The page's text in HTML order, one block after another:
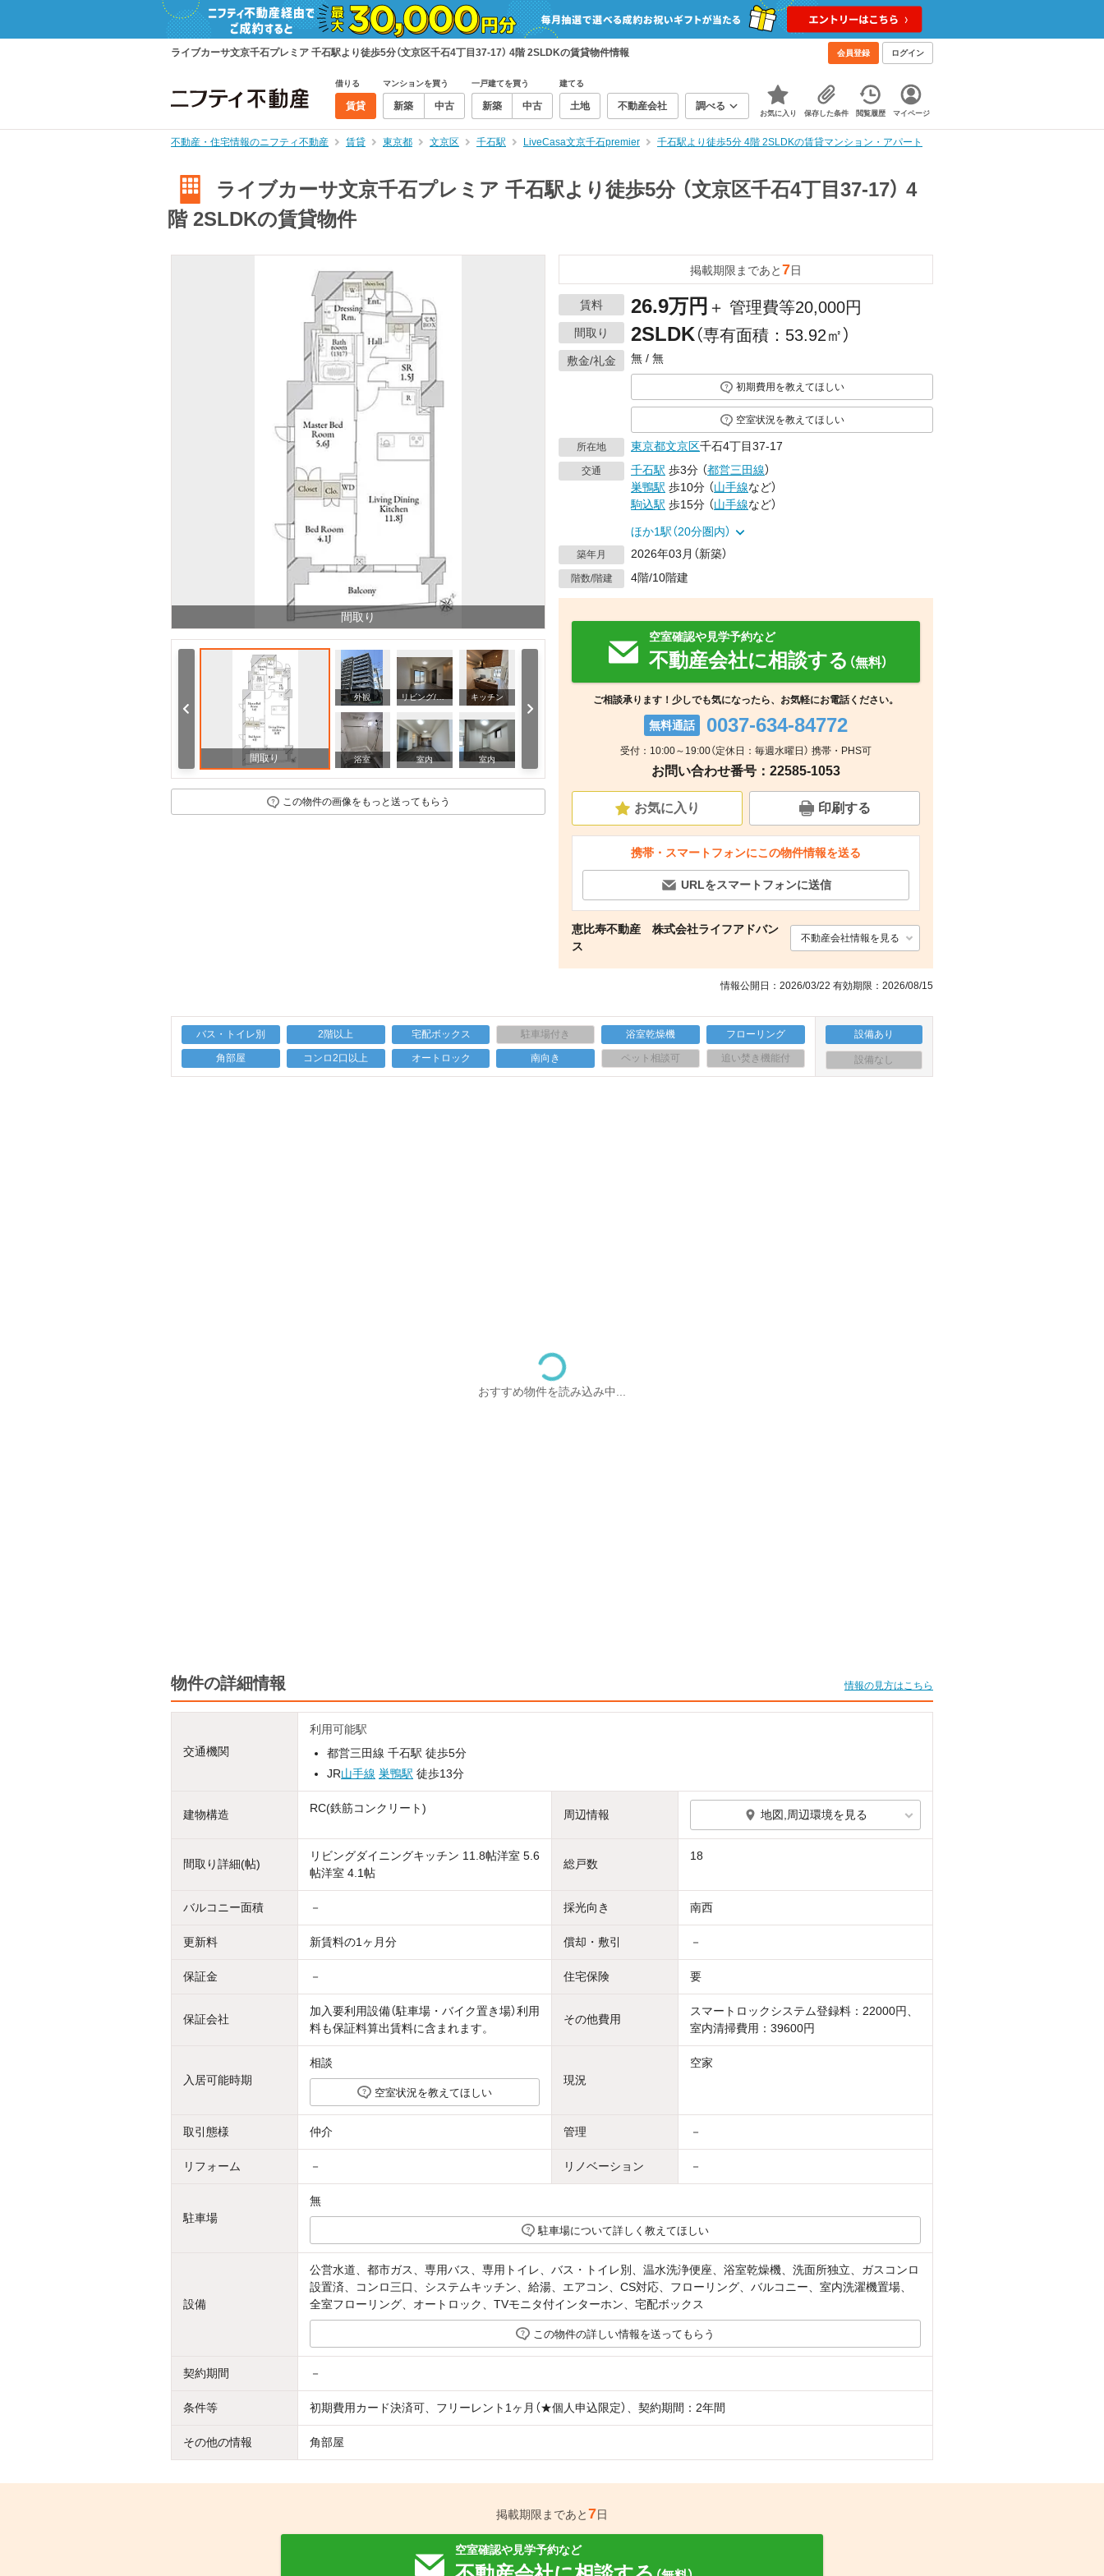
ライブカーサ文京千石プレミア 千石駅より徒歩5分（文京区千石4丁目37-17） 4階 2SLDKの賃貸物件情報 会員登録 ログイン
借りる
賃貸
マンションを買う
新築 中古
一戸建てを買う
新築 中古
建てる
土地 不動産会社 調べる
お気に入り 保存した条件 閲覧履歴 マイページ
不動産・住宅情報のニフティ不動産 賃貸 東京都 文京区 千石駅 LiveCasa文京千石premier 千石駅より徒歩5分 4階 2SLDKの賃貸マンション・アパート
ライブカーサ文京千石プレミア 千石駅より徒歩5分 （文京区千石4丁目37-17） 4
階 2SLDKの賃貸物件
間取り
間取り
外観 リビング/ダイニング キッチン
浴室 室内 室内 室内
その他 その他 周辺
この物件の画像をもっと送ってもらう
掲載期限まであと7日
賃料 26.9万円 ＋ 管理費等20,000円
間取り 2SLDK（専有面積：53.92㎡）
敷金/礼金 無 / 無
初期費用を教えてほしい
空室状況を教えてほしい
所在地 東京都文京区千石4丁目37-17
交通 千石駅 歩3分 （都営三田線）
巣鴨駅 歩10分 （山手線など）
駒込駅 歩15分 （山手線など）
ほか1駅（20分圏内）
築年月 2026年03月（新築）
階数/階建 4階/10階建
空室確認や見学予約など
不動産会社に相談する （無料）
ご相談承ります！少しでも気になったら、お気軽にお電話ください。
無料通話 0037-634-84772
受付：10:00～19:00（定休日：毎週水曜日） 携帯・PHS可
お問い合わせ番号：22585-1053
お気に入り 印刷する
携帯・スマートフォンにこの物件情報を送る
URLをスマートフォンに送信
恵比寿不動産 株式会社ライフアドバン
ス
不動産会社情報を見る
情報公開日：2026/03/22 有効期限：2026/08/15
バス・トイレ別 2階以上 宅配ボックス 駐車場付き 浴室乾燥機 フローリング
角部屋 コンロ2口以上 オートロック 南向き ペット相談可 追い焚き機能付
設備あり
設備なし
おすすめ物件を読み込み中...
物件の詳細情報 情報の見方はこちら
交通機関
利用可能駅
都営三田線 千石駅 徒歩5分
JR山手線 巣鴨駅 徒歩13分
建物構造 RC(鉄筋コンクリート) 周辺情報 地図,周辺環境を見る
間取り詳細(帖)
リビングダイニングキッチン 11.8帖洋室 5.6
帖洋室 4.1帖
総戸数
18
バルコニー面積 － 採光向き 南西
更新料 新賃料の1ヶ月分 償却・敷引 －
保証金 － 住宅保険 要
保証会社
加入要利用設備（駐車場・バイク置き場）利用
料も保証料算出賃料に含まれます。
その他費用
スマートロックシステム登録料：22000円、
室内清掃費用：39600円
入居可能時期
相談
空室状況を教えてほしい
現況
空家
取引態様 仲介 管理 －
リフォーム － リノベーション －
駐車場
無
駐車場について詳しく教えてほしい
設備
公営水道、都市ガス、専用バス、専用トイレ、バス・トイレ別、温水洗浄便座、浴室乾燥機、洗面所独立、ガスコンロ
設置済、コンロ三口、システムキッチン、給湯、エアコン、CS対応、フローリング、バルコニー、室内洗濯機置場、
全室フローリング、オートロック、TVモニタ付インターホン、宅配ボックス
この物件の詳しい情報を送ってもらう
契約期間 －
条件等 初期費用カード決済可、フリーレント1ヶ月（★個人申込限定）、契約期間：2年間
その他の情報 角部屋
掲載期限まであと7日
空室確認や見学予約など